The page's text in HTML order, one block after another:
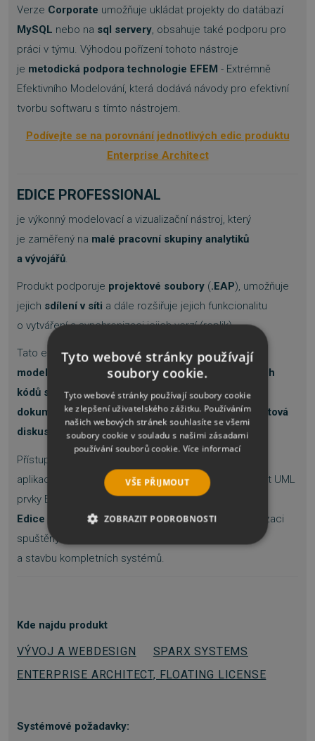
Verze Corporate umožňuje ukládat projekty do datábazí
MySQL nebo na sql servery, obsahuje také podporu pro
práci v týmu. Výhodou pořízení tohoto nástroje
je metodická podpora technologie EFEM - Extrémně
Efektivního Modelování, která dodává návody pro efektivní
tvorbu softwaru s tímto nástrojem.
Podívejte se na porovnání jednotlivých edic produktu
Enterprise Architect
EDICE PROFESSIONAL
je výkonný modelovací a vizualizační nástroj, který
je zaměřený na malé pracovní skupiny analytiků
a vývojářů.
Produkt podporuje projektové soubory (.EAP), umožňuje
jejich sdílení v síti a dále rozšiřuje jejich funkcionalitu
o vytváření a synchronizaci jejich verzí (replik).
Tato ediceobsahuje navíc datové
modelování
generováníasynchronizaci zdrojových
kódů s modely,generování kvalitní RTF
dokumentacepomocí editovatelných šablon,projektová
diskusní fóraa podobně.
Přístup k automatizovanému rozhraní dává ostatním
aplikacím schopnost vytvářet, přistupovat a upravovat UML
prvky Enterprise Architectu.
Edice Professionalumožňuje týmům ladění a vizualizaci
spuštěných aplikací, správu a sledování požadavků
a stavbu kompletních systémů.
Kde najdu produkt
VÝVOJ A WEBDESIGN
SPARX SYSTEMS
ENTERPRISE ARCHITECT, FLOATING LICENSE
Systémové požadavky:
Tyto webové stránky používají
soubory cookie.
Tyto webové stránky používají soubory cookie
ke zlepšení uživatelského zážitku. Používáním
našich webových stránek souhlasíte se všemi
soubory cookie v souladu s našimi zásadami
používání souborů cookie. Více informací
VŠE PŘIJMOUT
ZOBRAZIT PODROBNOSTI
FUNKČNÍ SOUBORY
NEZAŘAZENÉ SOUBORY